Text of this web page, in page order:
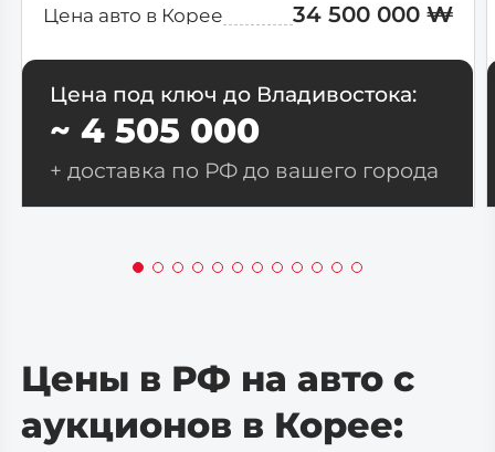
Цена авто в Корее 34 500 000 ₩
Цена под ключ до Владивостока:
~ 4 505 000
+ доставка по РФ до вашего города
Цены в РФ на авто с
аукционов в Корее: